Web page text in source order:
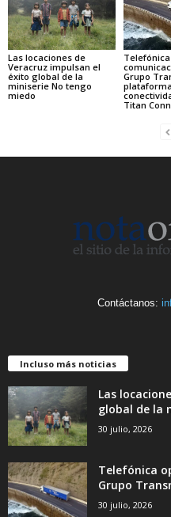
Las locaciones de
Veracruz impulsan el
éxito global de la
miniserie No tengo
miedo
Grupo
Titan
Contáctanos:
Incluso más noticias
Las
global de la
30 julio, 2026
Telefónica
Grupo
30 julio, 2026